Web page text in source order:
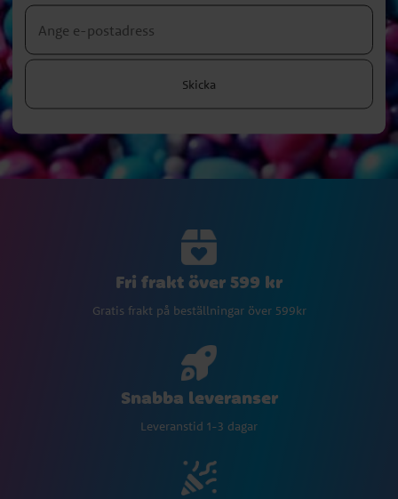
Skicka
Fri frakt över 599 kr
Gratis frakt på beställningar över 599kr
Snabba leveranser
Leveranstid 1-3 dagar